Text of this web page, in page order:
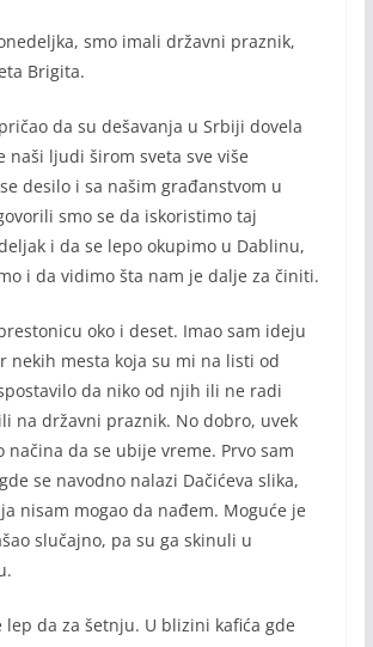
smo imali državni praznik,
Brigita.
da su dešavanja u Srbiji dovela
naši ljudi širom sveta sve više
desilo i sa našim građanstvom u
smo se da iskoristimo taj
i da se lepo okupimo u Dablinu,
i da vidimo šta nam je dalje za činiti.
oko i deset. Imao sam ideju
nekih mesta koja su mi na listi od
da niko od njih ili ne radi
na državni praznik. No dobro, uvek
načina da se ubije vreme. Prvo sam
se navodno nalazi Dačićeva slika,
nisam mogao da nađem. Moguće je
slučajno, pa su ga skinuli u
lep da za šetnju. U blizini kafića gde